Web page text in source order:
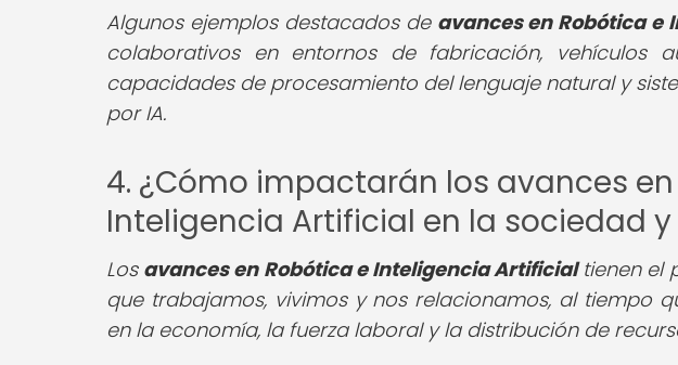
Algunos ejemplos destacados de avances en Robótica e
colaborativos en entornos de fabricación, vehículos
capacidades de procesamiento del lenguaje natural y
por IA.
4. ¿Cómo impactarán los avances
Inteligencia Artificial en la sociedad
Los avances en Robótica e Inteligencia Artificialtienen el
que trabajamos, vivimos y nos relacionamos, al tiempo
en la economía, la fuerza laboral y la distribución de